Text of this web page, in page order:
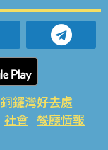
銅鑼灣好去處
社會 餐廳情報